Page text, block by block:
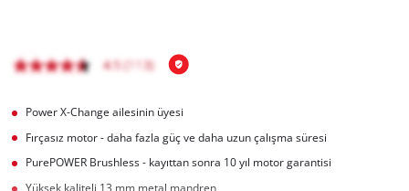
Power X-Change ailesinin üyesi
Fırçasız motor - daha fazla güç ve daha uzun çalışma süresi
PurePOWER Brushless - kayıttan sonra 10 yıl motor garantisi
Yüksek kaliteli 13 mm metal mandren